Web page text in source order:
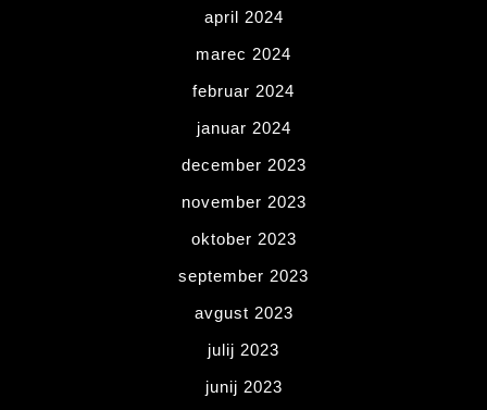
april 2024
marec 2024
februar 2024
januar 2024
december 2023
november 2023
oktober 2023
september 2023
avgust 2023
julij 2023
junij 2023